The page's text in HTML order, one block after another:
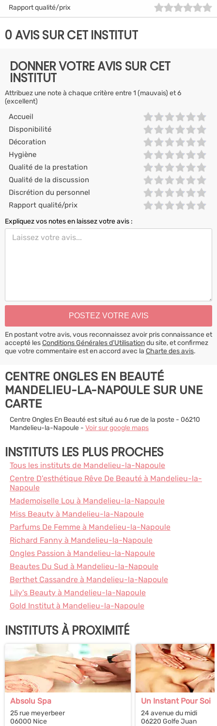
Rapport qualité/prix
0 AVIS SUR CET INSTITUT
DONNER VOTRE AVIS SUR CET
INSTITUT
Attribuez une note à chaque critère entre 1 (mauvais) et 6
(excellent)
Accueil
Disponibilité
Décoration
Hygiène
Qualité de la prestation
Qualité de la discussion
Discrétion du personnel
Rapport qualité/prix
Expliquez vos notes en laissez votre avis :
En postant votre avis, vous reconnaissez avoir pris connaissance et
accepté lesConditions Générales d’Utilisationdu site, et confirmez
que votre commentaire est en accord avec la Charte des avis.
CENTRE ONGLES EN BEAUTÉ
MANDELIEU-LA-NAPOULE SUR UNE
CARTE
Centre Ongles En Beauté est situé au 6 rue de la poste - 06210
Mandelieu-la-Napoule - Voir sur google maps
INSTITUTS LES PLUS PROCHES
Tous les instituts de Mandelieu-la-Napoule
Centre D'esthétique Rêve De Beauté à Mandelieu-la-
Napoule
Mademoiselle Lou à Mandelieu-la-Napoule
Miss Beauty à Mandelieu-la-Napoule
Parfums De Femme à Mandelieu-la-Napoule
Richard Fanny à Mandelieu-la-Napoule
Ongles Passion à Mandelieu-la-Napoule
Beautes Du Sud à Mandelieu-la-Napoule
Berthet Cassandre à Mandelieu-la-Napoule
Lily's Beauty à Mandelieu-la-Napoule
Gold Institut à Mandelieu-la-Napoule
INSTITUTS À PROXIMITÉ
Absolu Spa
25 rue meyerbeer
06000 Nice
Un Instant Pour Soi
24 avenue du midi
06220 Golfe Juan